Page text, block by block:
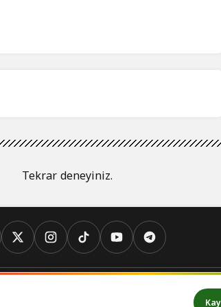
Tekrar deneyiniz.
Savunma Sanayi